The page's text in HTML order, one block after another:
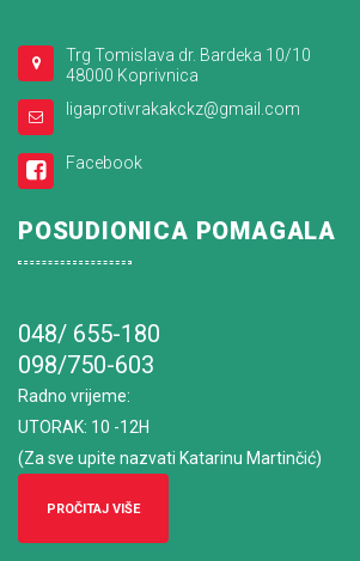
Trg Tomislava dr. Bardeka 10/10
48000 Koprivnica
ligaprotivrakakckz@gmail.com
Facebook
POSUDIONICA POMAGALA
048/ 655-180
098/750-603
Radno vrijeme:
UTORAK: 10 -12H
(Za sve upite nazvati Katarinu Martinčić)
PROČITAJ VIŠE